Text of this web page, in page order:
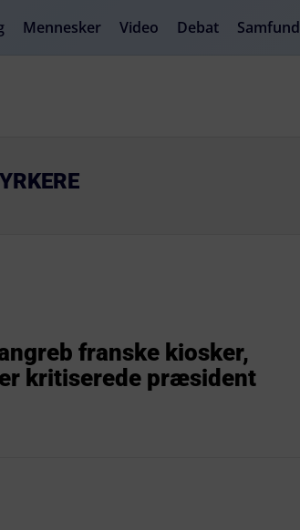
Mennesker Video Debat Samfund
franske kiosker,
kritiserede præsident